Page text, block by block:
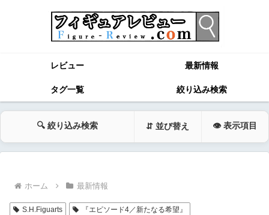
レビュー 最新情報
タグ一覧 絞り込み検索
🔍 絞り込み検索 ⇵ 並び替え 👁 表示項目
ホーム 最新情報
S.H.Figuarts
『エピソード4／新たなる希望』